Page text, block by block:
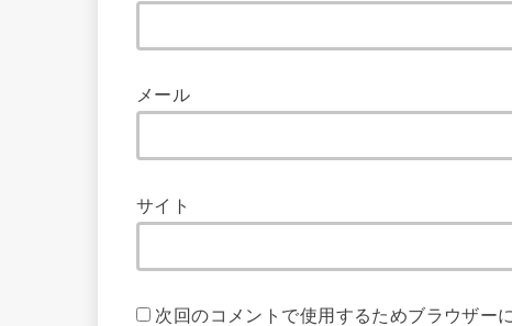
メール
サイト
次回のコメントで使用するためブラウザー